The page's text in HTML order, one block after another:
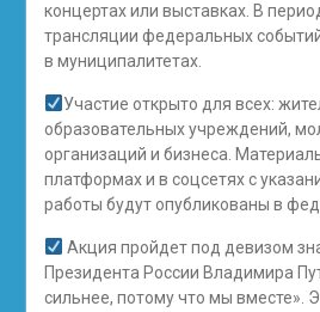
концертах или выставках. В
трансляции федеральных
в муниципалитетах.
Участие открыто для всех:
образовательных учреждений,
организаций и бизнеса.
платформах и в соцсетях с
работы будут опубликованы в
Акция пройдет под девизом
Президента России Владимира
сильнее, потому что мы вместе».